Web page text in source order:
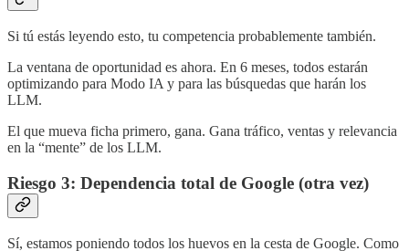
Si tú estás leyendo esto, tu competencia probablemente también.
La ventana de oportunidad es ahora. En 6 meses, todos estarán
optimizando para Modo IA y para las búsquedas que harán los
LLM.
El que mueva ficha primero, gana. Gana tráfico, ventas y relevancia
en la “mente” de los LLM.
Riesgo 3: Dependencia total de Google (otra vez)
Sí, estamos poniendo todos los huevos en la cesta de Google. Como